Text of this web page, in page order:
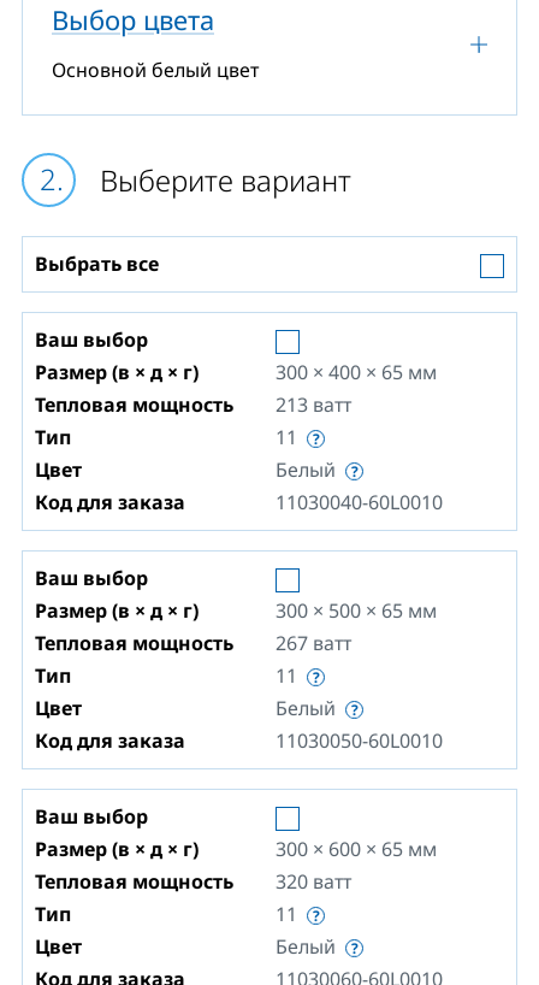
Выбор цвета
Основной белый цвет
Выберите вариант
Выбрать все
Ваш выбор
Размер (в × д × г)
300 × 400 × 65 мм
Тепловая мощность
213 ватт
Тип
11
Цвет
Белый
Код для заказа
11030040-60L0010
Ваш выбор
Размер (в × д × г)
300 × 500 × 65 мм
Тепловая мощность
267 ватт
Тип
11
Цвет
Белый
Код для заказа
11030050-60L0010
Ваш выбор
Размер (в × д × г)
300 × 600 × 65 мм
Тепловая мощность
320 ватт
Тип
11
Цвет
Белый
Код для заказа
11030060-60L0010